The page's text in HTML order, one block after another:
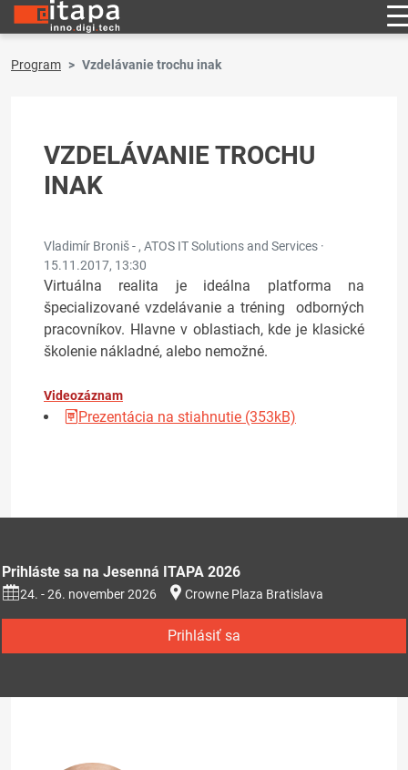
Program Vzdelávanie trochu inak
VZDELÁVANIE TROCHU
INAK
Vladimír Broniš - , ATOS IT Solutions and Services ·
15.11.2017, 13:30
Virtuálna realita je ideálna platforma na
špecializované vzdelávanie a tréning odborných
pracovníkov. Hlavne v oblastiach, kde je klasické
školenie nákladné, alebo nemožné.
Videozáznam
Prezentácia na stiahnutie (353kB)
Prihláste sa na Jesenná ITAPA 2026
24. - 26. november 2026 Crowne Plaza Bratislava
Prihlásiť sa